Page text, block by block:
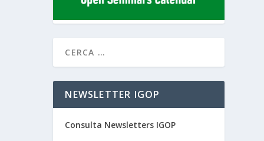
NEWSLETTER IGOP
Consulta Newsletters IGOP